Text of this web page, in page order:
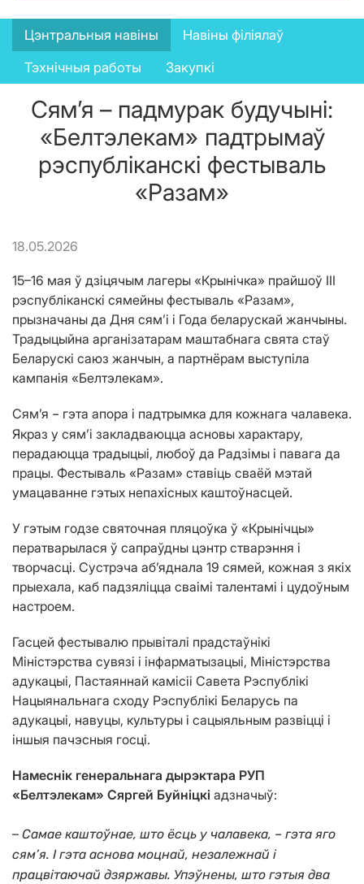
News
menu
Цэнтральныя навіны
Навіны філіялаў
Тэхнічныя работы
Закупкі
Сям’я – падмурак будучыні:
«Белтэлекам» падтрымаў
рэспубліканскі фестываль
«Разам»
18.05.2026
15–16 мая ў дзіцячым лагеры «Крынічка» прайшоў III
рэспубліканскі сямейны фестываль «Разам»,
прызначаны да Дня сям’і і Года беларускай жанчыны.
Традыцыйна арганізатарам маштабнага свята стаў
Беларускі саюз жанчын, а партнёрам выступіла
кампанія «Белтэлекам».
Сям’я – гэта апора і падтрымка для кожнага чалавека.
Якраз у сям’і закладваюцца асновы характару,
перадаюцца традыцыі, любоў да Радзімы і павага да
працы. Фестываль «Разам» ставіць сваёй мэтай
умацаванне гэтых непахісных каштоўнасцей.
У гэтым годзе святочная пляцоўка ў «Крынічцы»
ператварылася ў сапраўдны цэнтр стварэння і
творчасці. Сустрэча аб’яднала 19 сямей, кожная з якіх
прыехала, каб падзяліцца сваімі талентамі і цудоўным
настроем.
Гасцей фестывалю прывіталі прадстаўнікі
Міністэрства сувязі і інфарматызацыі, Міністэрства
адукацыі, Пастаяннай камісіі Савета Рэспублікі
Нацыянальнага сходу Рэспублікі Беларусь па
адукацыі, навуцы, культуры і сацыяльным развіцці і
іншыя пачэсныя госці.
Намеснік генеральнага дырэктара РУП
«Белтэлекам» Сяргей Буйніцкі адзначыў:
– Самае каштоўнае, што ёсць у чалавека, – гэта яго
сям’я. І гэта аснова моцнай, незалежнай і
працвітаючай дзяржавы. Упэўнены, што гэтыя два